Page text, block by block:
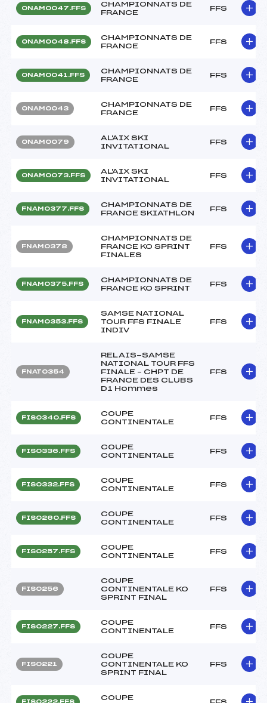
ONAM0047.FFS
CHAMPIONNATS DE
FRANCE
FFS
ONAM0048.FFS
CHAMPIONNATS DE
FRANCE
FFS
ONAM0041.FFS
CHAMPIONNATS DE
FRANCE
FFS
ONAM0043
CHAMPIONNATS DE
FRANCE
FFS
ONAM0079
AL'AIX SKI
INVITATIONAL
FFS
ONAM0073.FFS
AL'AIX SKI
INVITATIONAL
FFS
FNAM0377.FFS
CHAMPIONNATS DE
FRANCE SKIATHLON
FFS
FNAM0378
CHAMPIONNATS DE
FRANCE KO SPRINT
FINALES
FFS
FNAM0375.FFS
CHAMPIONNATS DE
FRANCE KO SPRINT
FFS
FNAM0353.FFS
SAMSE NATIONAL
TOUR FFS FINALE
INDIV
FFS
FNAT0354
RELAIS-SAMSE
NATIONAL TOUR FFS
FINALE – CHPT DE
FRANCE DES CLUBS
D1 Hommes
FFS
FIS0340.FFS
COUPE
CONTINENTALE
FFS
FIS0336.FFS
COUPE
CONTINENTALE
FFS
FIS0332.FFS
COUPE
CONTINENTALE
FFS
FIS0260.FFS
COUPE
CONTINENTALE
FFS
FIS0257.FFS
COUPE
CONTINENTALE
FFS
FIS0256
COUPE
CONTINENTALE KO
SPRINT FINAL
FFS
FIS0227.FFS
COUPE
CONTINENTALE
FFS
FIS0221
COUPE
CONTINENTALE KO
SPRINT FINAL
FFS
FIS0222.FFS
COUPE
FFS